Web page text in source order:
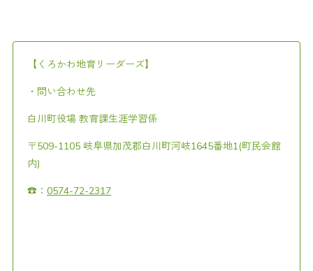
【くろかわ地育リーダーズ】
・問い合わせ先
白川町役場 教育課生涯学習係
〒509-1105 岐阜県加茂郡白川町河岐1645番地1(町民会館
内)
☎： 0574-72-2317